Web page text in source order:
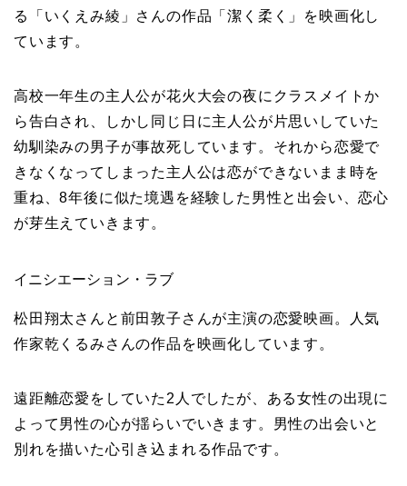
る「いくえみ綾」さんの作品「潔く柔く」を映画化し
ています。
高校一年生の主人公が花火大会の夜にクラスメイトか
ら告白され、しかし同じ日に主人公が片思いしていた
幼馴染みの男子が事故死しています。それから恋愛で
きなくなってしまった主人公は恋ができないまま時を
重ね、8年後に似た境遇を経験した男性と出会い、恋心
が芽生えていきます。
イニシエーション・ラブ
松田翔太さんと前田敦子さんが主演の恋愛映画。人気
作家乾くるみさんの作品を映画化しています。
遠距離恋愛をしていた2人でしたが、ある女性の出現に
よって男性の心が揺らいでいきます。男性の出会いと
別れを描いた心引き込まれる作品です。